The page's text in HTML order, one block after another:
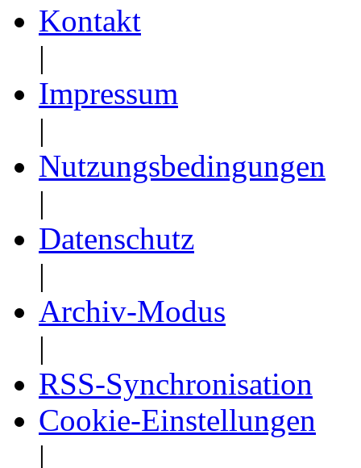
Kontakt
|
Impressum
|
Nutzungsbedingungen
|
Datenschutz
|
Archiv-Modus
|
RSS-Synchronisation
Cookie-Einstellungen
|